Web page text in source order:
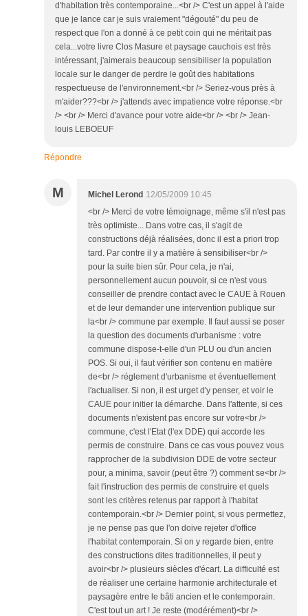
d'habitation très contemporaine...<br /> C'est un appel à l'aide
que je lance car je suis vraiement "dégouté" du peu de
respect que l'on a donné à ce petit coin qui ne méritait pas
cela...votre livre Clos Masure et paysage cauchois est très
intéressant, j'aimerais beaucoup sensibiliser la population
locale sur le danger de perdre le goût des habitations
respectueuse de l'environnement.<br /> Seriez-vous près à
m'aider???<br /> j'attends avec impatience votre réponse.<br
/> <br /> Merci d'avance pour votre aide<br /> <br /> Jean-
louis LEBOEUF
Répondre
M Michel Lerond 12/05/2009 10:45
<br /> Merci de votre témoignage, même s'il n'est pas
très optimiste... Dans votre cas, il s'agit de
constructions déjà réalisées, donc il est a priori trop
tard. Par contre il y a matière à sensibiliser<br />
pour la suite bien sûr. Pour cela, je n'ai,
personnellement aucun pouvoir, si ce n'est vous
conseiller de prendre contact avec le CAUE à Rouen
et de leur demander une intervention publique sur
la<br /> commune par exemple. Il faut aussi se poser
la question des documents d'urbanisme : votre
commune dispose-t-elle d'un PLU ou d'un ancien
POS. Si oui, il faut vérifier son contenu en matière
de<br /> réglement d'urbanisme et éventuellement
l'actualiser. Si non, il est urget d'y penser, et voir le
CAUE pour initier la démarche. Dans l'attente, si ces
documents n'existent pas encore sur votre<br />
commune, c'est l'Etat (l'ex DDE) qui accorde les
permis de construire. Dans ce cas vous pouvez vous
rapprocher de la subdivision DDE de votre secteur
pour, a minima, savoir (peut être ?) comment se<br />
fait l'instruction des permis de construire et quels
sont les critères retenus par rapport à l'habitat
contemporain.<br /> Dernier point, si vous permettez,
je ne pense pas que l'on doive rejeter d'office
l'habitat contemporain. Si on y regarde bien, entre
des constructions dites traditionnelles, il peut y
avoir<br /> plusieurs siècles d'écart. La difficulté est
de réaliser une certaine harmonie architecturale et
paysagère entre le bâti ancien et le contemporain.
C'est tout un art ! Je reste (modérément)<br />